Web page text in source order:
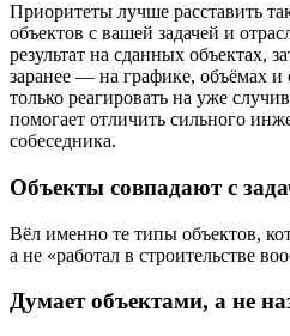
Приоритеты лучше расставить
объектов с вашей задачей и
результат на сданных объектах,
заранее — на графике, объёмах и
только реагировать на уже
помогает отличить сильного
собеседника.
Объекты совпадают с
Вёл именно те типы объектов,
а не «работал в строительстве
Думает объектами, а не